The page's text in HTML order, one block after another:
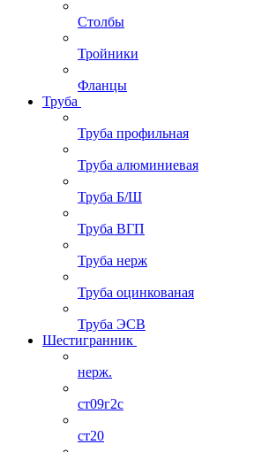
Столбы
Тройники
Фланцы
Труба
Труба профильная
Труба алюминиевая
Труба Б/Ш
Труба ВГП
Труба нерж
Труба оцинкованая
Труба ЭСВ
Шестигранник
нерж.
ст09г2с
ст20